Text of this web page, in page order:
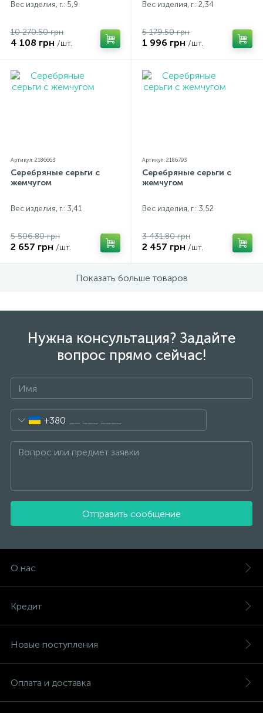
Вес изделия, г.: 5,9
10 270.50 грн
4 108 грн /шт.
Вес изделия, г.: 2,34
5 179.50 грн
1 996 грн /шт.
Артикул: 2186663
Серебряные серьги с
жемчугом
Вес изделия, г.: 3,41
5 506.80 грн
2 657 грн /шт.
Артикул: 2186793
Серебряные серьги с
жемчугом
Вес изделия, г.: 3,52
3 431.80 грн
2 457 грн /шт.
Показать больше товаров
Нужна консультация? Задайте
вопрос прямо сейчас!
+380
Отправить сообщение
О нас
Кредит
Новые поступления
Оплата и доставка